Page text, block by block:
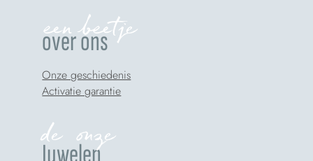
een beetje
over ons
Onze geschiedenis
Activatie garantie
de onze